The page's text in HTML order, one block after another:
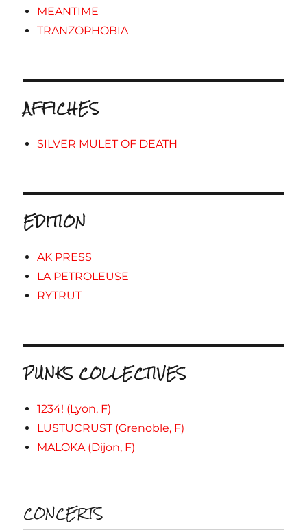
MEANTIME
TRANZOPHOBIA
AFFICHES
SILVER MULET OF DEATH
EDITION
AK PRESS
LA PETROLEUSE
RYTRUT
PUNKS COLLECTIVES
1234! (Lyon, F)
LUSTUCRUST (Grenoble, F)
MALOKA (Dijon, F)
CONCERTS